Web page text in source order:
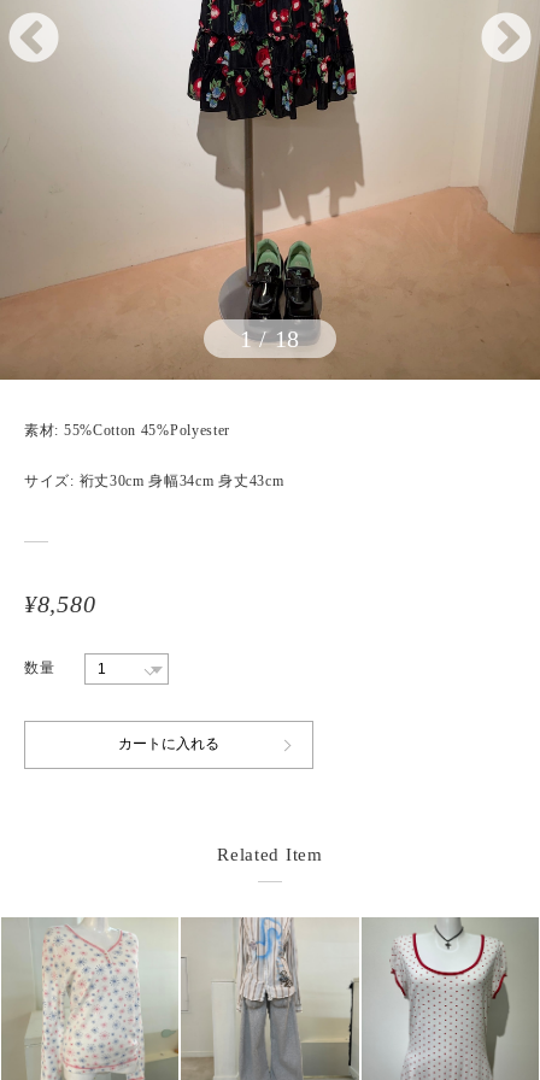
1/18
素材: 55%Cotton 45%Polyester
サイズ: 裄丈30cm 身幅34cm 身丈43cm
¥8,580
数量
Related Item